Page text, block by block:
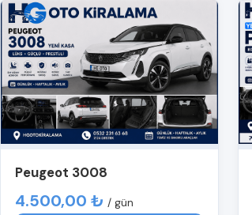
Peugeot 3008
4.500,00 ₺ / gün